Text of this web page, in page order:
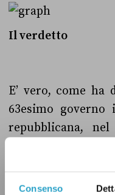
Consenso
Il verdetto
E’ vero, come
63esimo
repubblicana,
succeduti 27
esecutivo
16esimo posto